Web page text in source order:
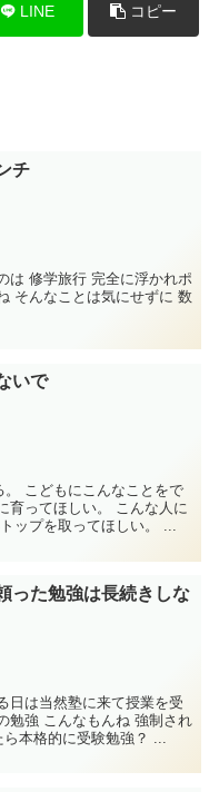
LINE コピー
チ
は 修学旅行 完全に浮かれポ
そんなことは気にせずに 数
いで
こどもにこんなことをで
育ってほしい。 こんな人に
ップを取ってほしい。 ...
った勉強は長続きしな
日は当然塾に来て授業を受
勉強 こんなもんね 強制され
本格的に受験勉強？ ...